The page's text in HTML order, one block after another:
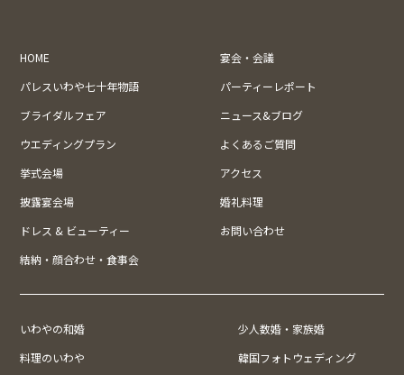
HOME
宴会・会議
パレスいわや七十年物語
パーティーレポート
ブライダルフェア
ニュース&ブログ
ウエディングプラン
よくあるご質問
挙式会場
アクセス
披露宴会場
婚礼料理
ドレス & ビューティー
お問い合わせ
結納・顔合わせ・食事会
いわやの和婚
少人数婚・家族婚
料理のいわや
韓国フォトウェディング